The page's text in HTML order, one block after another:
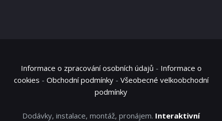
Informace o zpracování osobních údajů - Informace o
cookies - Obchodní podmínky- Všeobecné velkoobchodní
podmínky
Dodávky, instalace, montáž, pronájem. Interaktivní